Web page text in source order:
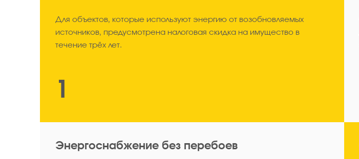
Для объектов, которые используют энергию от возобновляемых
источников, предусмотрена налоговая скидка на имущество в
течение трёх лет.
1
Энергоснабжение без перебоев